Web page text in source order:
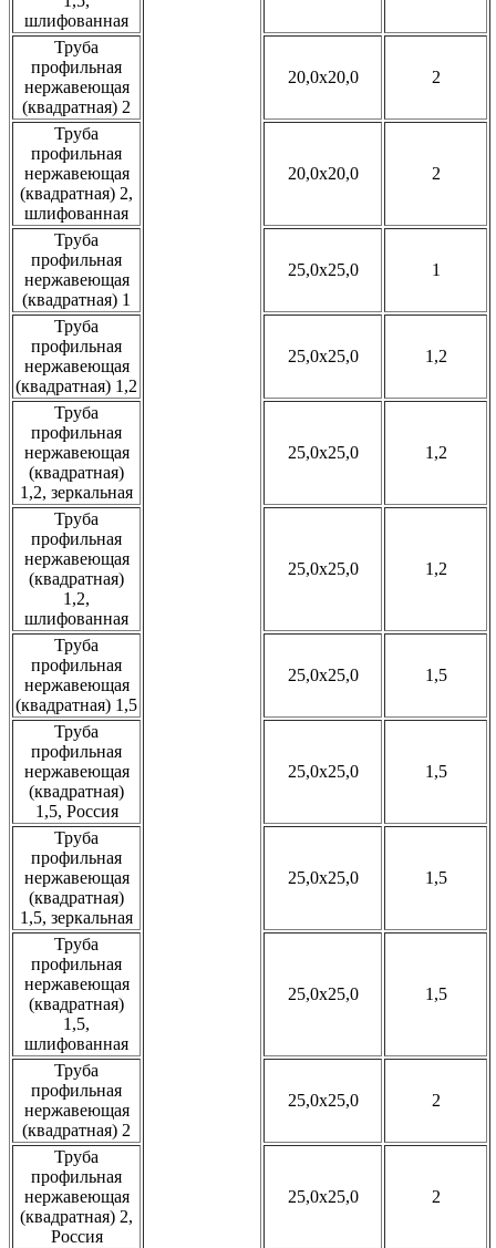
шлифованная
Труба
профильная
нержавеющая
(квадратная) 2
20,0x20,0 2
Труба
профильная
нержавеющая
(квадратная) 2,
шлифованная
20,0x20,0 2
Труба
профильная
нержавеющая
(квадратная) 1
25,0x25,0 1
Труба
профильная
нержавеющая
(квадратная) 1,2
25,0x25,0 1,2
Труба
профильная
нержавеющая
(квадратная)
1,2, зеркальная
25,0x25,0 1,2
Труба
профильная
нержавеющая
(квадратная)
1,2,
шлифованная
25,0x25,0 1,2
Труба
профильная
нержавеющая
(квадратная) 1,5
25,0x25,0 1,5
Труба
профильная
нержавеющая
(квадратная)
1,5, Россия
25,0x25,0 1,5
Труба
профильная
нержавеющая
(квадратная)
1,5, зеркальная
25,0x25,0 1,5
Труба
профильная
нержавеющая
(квадратная)
1,5,
шлифованная
25,0x25,0 1,5
Труба
профильная
нержавеющая
(квадратная) 2
25,0x25,0 2
Труба
профильная
нержавеющая
(квадратная) 2,
Россия
25,0x25,0 2